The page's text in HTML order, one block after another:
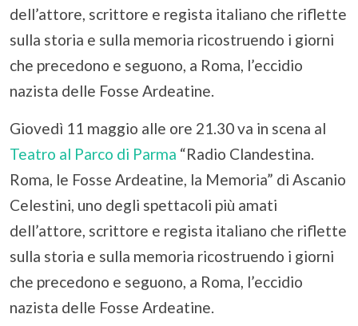
dell’attore, scrittore e regista italiano che riflette
sulla storia e sulla memoria ricostruendo i giorni
che precedono e seguono, a Roma, l’eccidio
nazista delle Fosse Ardeatine.
Giovedì 11 maggio alle ore 21.30 va in scena al
Teatro al Parco di Parma “Radio Clandestina.
Roma, le Fosse Ardeatine, la Memoria” di Ascanio
Celestini, uno degli spettacoli più amati
dell’attore, scrittore e regista italiano che riflette
sulla storia e sulla memoria ricostruendo i giorni
che precedono e seguono, a Roma, l’eccidio
nazista delle Fosse Ardeatine.